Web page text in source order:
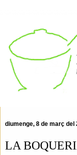
diumenge, 8 de març del
LA